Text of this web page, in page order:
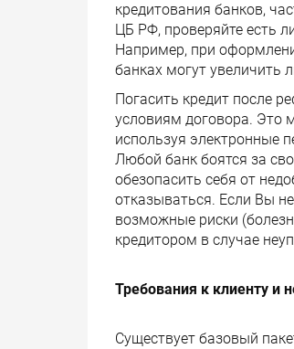
кредитования банков,
ЦБ РФ, проверяйте есть
Например, при
банках могут увеличить
Погасить кредит после
условиям договора. Это
используя электронные
Любой банк боятся за
обезопасить себя от
отказываться. Если Вы
возможные риски
кредитором в случае
Требования к клиенту и
Существует базовый